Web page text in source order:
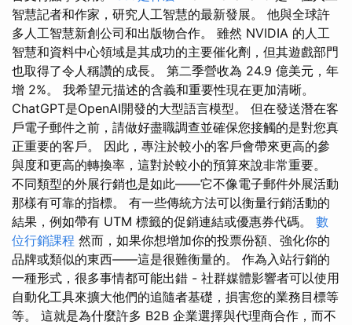
智慧記者和作家，研究人工智慧的最新發展。 他與全球許
多人工智慧新創公司和出版物合作。 雖然 NVIDIA 的人工
智慧和資料中心領域是其成功的主要催化劑，但其遊戲部門
也取得了令人稱讚的成長。 第二季營收為 24.9 億美元，年
增 2%。 我希望元描述的含義和重要性現在更加清晰。
ChatGPT是OpenAI開發的大型語言模型。 但在發送潛在客
戶電子郵件之前，請做好盡職調查並確保您接觸的是對您真
正重要的客戶。 因此，專注於較小的客戶會帶來更高的參
與度和更高的轉換率，這對於較小的預算來說非常重要。
不同類型的外展行銷也是如此——它不像電子郵件外展活動
那樣有可靠的指標。 有一些傳統方法可以衡量行銷活動的
結果，例如帶有 UTM 標籤的促銷連結或優惠券代碼。 數
位行銷課程 然而，如果你想增加你的投票份額、強化你的
品牌或類似的東西——這是很難衡量的。 作為入站行銷的
一種形式，很多事情都可能出錯 - 社群媒體影響者可以使用
自動化工具來擴大他們的追隨者基礎，損害您的業務目標等
等。 這就是為什麼許多 B2B 企業選擇與代理商合作，而不